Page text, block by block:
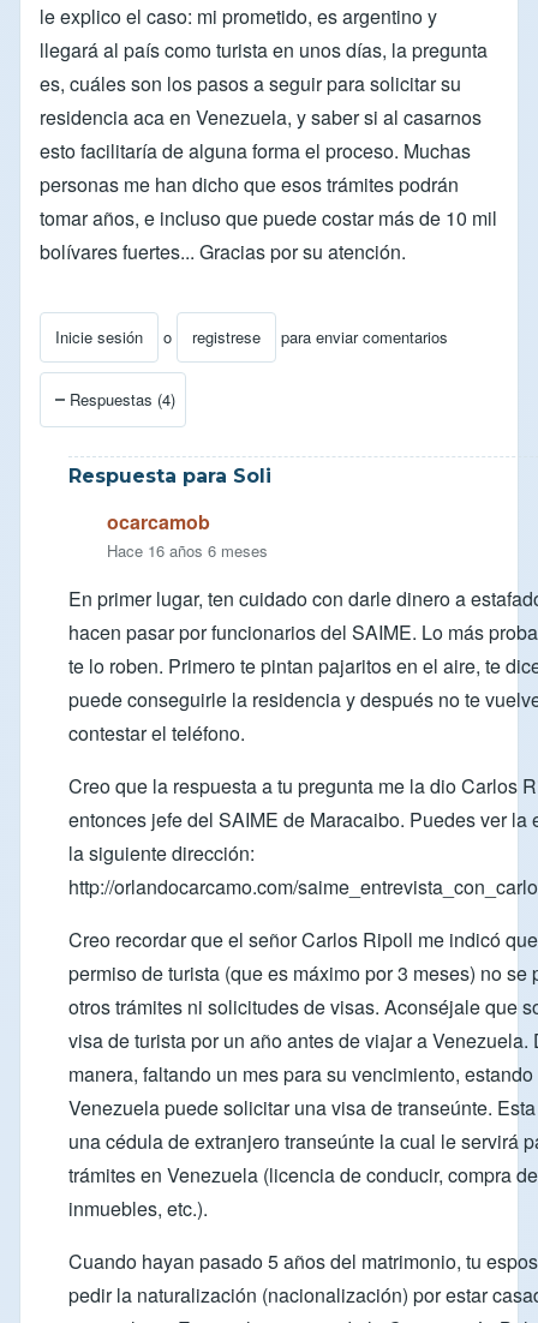
le explico el caso: mi prometido, es argentino y
llegará al país como turista en unos días, la pregunta
es, cuáles son los pasos a seguir para solicitar su
residencia aca en Venezuela, y saber si al casarnos
esto facilitaría de alguna forma el proceso. Muchas
personas me han dicho que esos trámites podrán
tomar años, e incluso que puede costar más de 10 mil
bolívares fuertes... Gracias por su atención.
Inicie sesión o registrese para enviar comentarios
Respuestas (4)
Respuesta para Soli
ocarcamob
Hace 16 años 6 meses
En primer lugar, ten cuidado con darle dinero a
hacen pasar por funcionarios del SAIME. Lo más
te lo roben. Primero te pintan pajaritos en el aire, te
puede conseguirle la residencia y después no te
contestar el teléfono.
Creo que la respuesta a tu pregunta me la dio Carlos
entonces jefe del SAIME de Maracaibo. Puedes ver la
la siguiente dirección:
http://orlandocarcamo.com/
Creo recordar que el señor Carlos Ripoll me indicó
permiso de turista (que es máximo por 3 meses) no se
otros trámites ni solicitudes de visas. Aconséjale que
visa de turista por un año antes de viajar a Venezuela.
manera, faltando un mes para su vencimiento,
Venezuela puede solicitar una visa de transeúnte.
una cédula de extranjero transeúnte la cual le servirá
trámites en Venezuela (licencia de conducir, compra
inmuebles, etc.).
Cuando hayan pasado 5 años del matrimonio, tu
pedir la naturalización (nacionalización) por estar